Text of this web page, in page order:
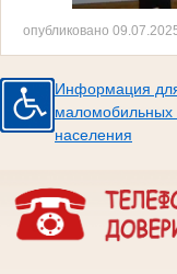
опубликовано
Информация
маломобильных
населения